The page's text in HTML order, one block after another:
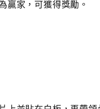
贏家，可獲得獎勵。